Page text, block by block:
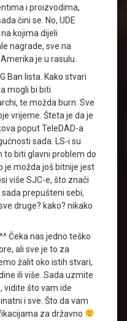
i proizvodima,
čini se. No, UDE
kojima dijeli
nagrade, sve na
je u rasulu.
Ban lista. Kako stvari
mogli bi biti
te možda burn. Sve
vrijeme. Šteta je da je
poput TeleDAD-a
sada. LS-i su
to biti glavni problem do
je možda još bitnije jest
više SJC-e, što znači
prepušteni sebi,
druge? kako? nikako
Čeka nas jedno teško
ali sve je to za
žalit oko istih stvari,
ili više. Sada uzmite
vidite što vam ide
i sve. Što da vam
za državno